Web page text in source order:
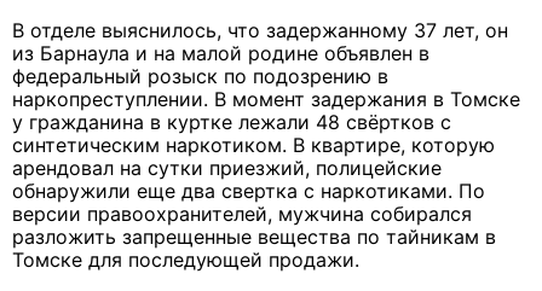
В отделе выяснилось, что задержанному 37 лет, он
из Барнаула и на малой родине объявлен в
федеральный розыск по подозрению в
наркопреступлении. В момент задержания в Томске
у гражданина в куртке лежали 48 свёртков с
синтетическим наркотиком. В квартире, которую
арендовал на сутки приезжий, полицейские
обнаружили еще два свертка с наркотиками. По
версии правоохранителей, мужчина собирался
разложить запрещенные вещества по тайникам в
Томске для последующей продажи.